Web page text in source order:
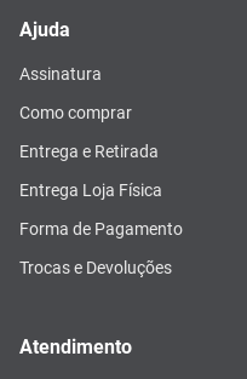
Ajuda
Assinatura
Como comprar
Entrega e Retirada
Entrega Loja Física
Forma de Pagamento
Trocas e Devoluções
Atendimento